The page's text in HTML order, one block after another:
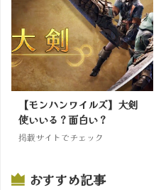
【モンハンワイルズ】大剣
使いいる？面白い？
掲載サイトでチェック
おすすめ記事